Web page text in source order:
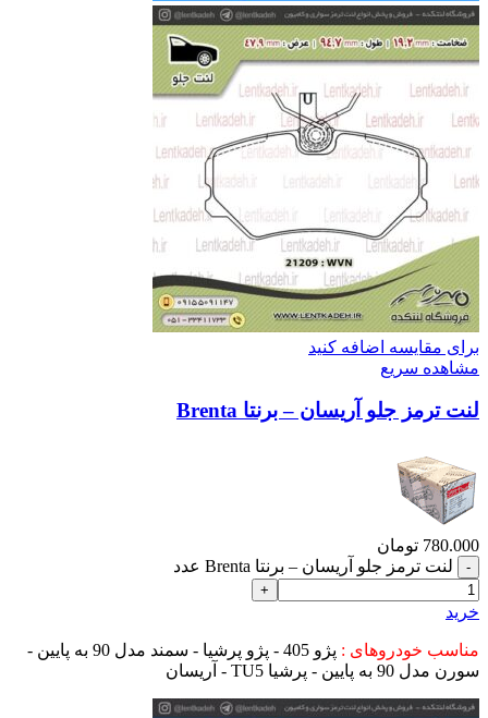
برای مقایسه اضافه کنید
مشاهده سریع
لنت ترمز جلو آریسان – برنتا Brenta
780.000 تومان
لنت ترمز جلو آریسان – برنتا Brenta عدد
خرید
مناسب خودروهای :
پژو 405 - پژو پرشیا - سمند مدل 90 به پایین -
سورن مدل 90 به پایین - پرشیا TU5 - آریسان